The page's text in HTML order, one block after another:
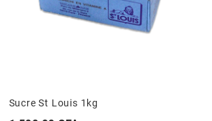
Sucre St Louis 1kg